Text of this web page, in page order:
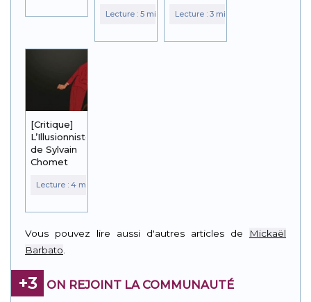
[Critique]
L’Illusionniste
de Sylvain
Chomet
Vous pouvez lire aussi d'autres articles de
Mickaël
Barbato.
+3 ON REJOINT LA COMMUNAUTÉ